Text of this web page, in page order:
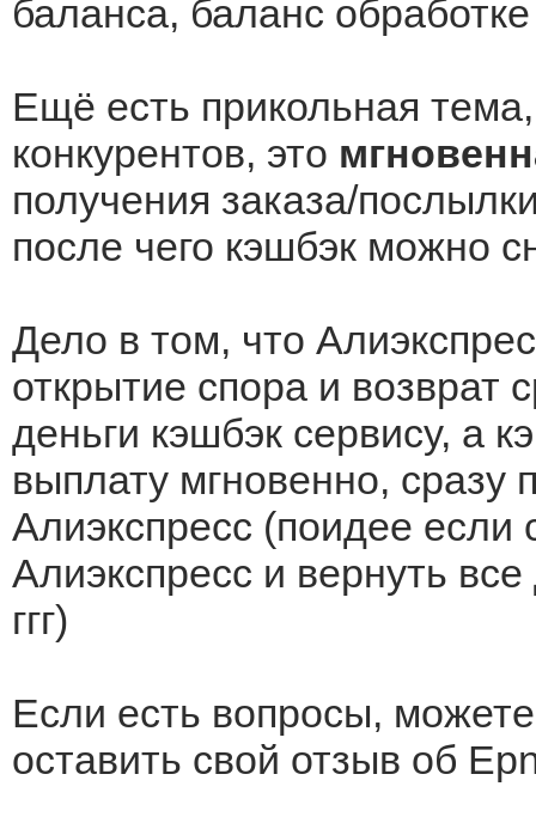
баланса, баланс
Ещё есть прикольная
конкурентов, это
получения заказа/
после чего кэшбэк можно
Дело в том, что
открытие спора и возврат
деньги кэшбэк сервису, а
выплату мгновенно, сразу
Алиэкспресс (поидее если
Алиэкспресс и вернуть
ггг)
Если есть вопросы,
оставить свой отзыв об